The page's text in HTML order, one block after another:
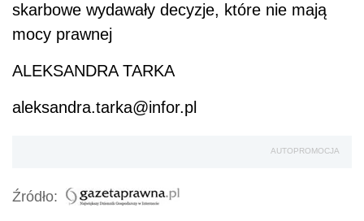
skarbowe wydawały decyzje, które nie mają
mocy prawnej
ALEKSANDRA TARKA
aleksandra.tarka@infor.pl
AUTOPROMOCJA
Źródło: